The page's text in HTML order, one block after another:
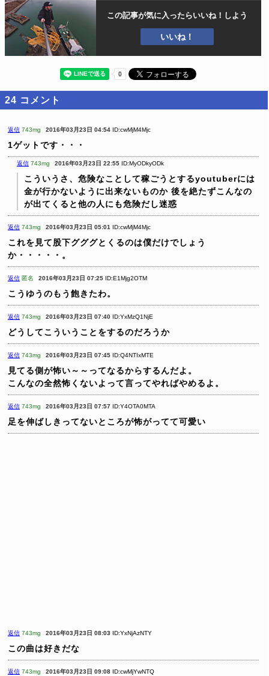
この記事が気に入ったらいいね！しよう
いいね！
24 コメント
返信 743mg 2016年03月23日 04:54 ID:cwMjM4Mjc
1ゲットです・・・
返信 743mg 2016年03月23日 22:55 ID:MyODkyODk
こういうさ、危険なことして稼ごうとするyoutuberには
金が行かないように出来ないものか 後を絶たずこんなの
が出てくると他の人にも危険だし迷惑
返信 743mg 2016年03月23日 05:01 ID:cwMjM4Mjc
これを見て股下グググとくるのは僕だけでしょう
か・・・・・。
返信 匿名 2016年03月23日 07:25 ID:E1Mjg2OTM
こうゆうのもう飽きたわ。
返信 743mg 2016年03月23日 07:40 ID:YxMzQ1NjE
どうしてこういうことをするのだろうか
返信 743mg 2016年03月23日 07:45 ID:Q4NTIxMTE
見てる側が怖い～～ってなるからするんだよ。
こんなの全然怖くないよって言ってやればやめるよ。
返信 743mg 2016年03月23日 07:57 ID:Y4OTA0MTA
足を伸ばしきってないところが怖がってて可愛い
返信 743mg 2016年03月23日 08:03 ID:YxNjAzNTY
この曲は好きだな
返信 743mg 2016年03月23日 09:08 ID:cwMjYwNTQ